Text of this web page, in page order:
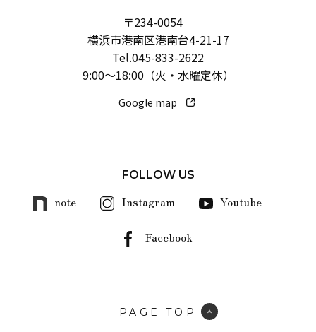
〒234-0054
横浜市港南区港南台4-21-17
Tel.045-833-2622
9:00～18:00（火・水曜定休）
Google map
FOLLOW US
note Instagram Youtube
Facebook
PAGE TOP